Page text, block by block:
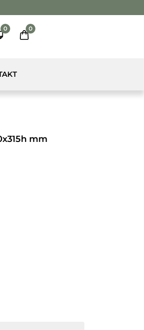
0 0
mm